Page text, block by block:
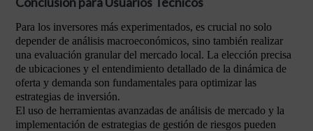
Para los inversores más experimentados, es crucial no solo
depender de análisis macroeconómicos, sino también realizar
una evaluación granular del mercado local. La elección precisa
de ubicaciones y el entendimiento detallado de la dinámica de
oferta y demanda son fundamentales para optimizar las
estrategias de inversión.
El uso de herramientas avanzadas de análisis de mercado y la
implementación de estrategias de gestión de riesgos pueden